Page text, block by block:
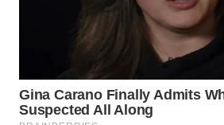
WN
INDRAMAYU